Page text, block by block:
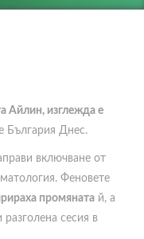
Айлин, изглежда е
България Днес.
включване от
Феновете
промяната й, а
сесия в